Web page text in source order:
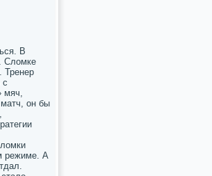
В
Сломке
Тренер
с
мяч,
он бы
режиме. А